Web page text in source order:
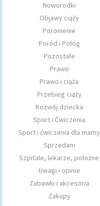
Noworodki
Objawy ciąży
Poronienie
Poród i Połóg
Pozostałe
Prawo
Prawo i ciąża
Przebieg ciąży
Rozwój dziecka
Sport i Ćwiczenia
Sport i ćwiczenia dla mamy
Sprzedam
Szpitale, lekarze, położne
Uwagi i opinie
Zabawki i akcesoria
Zakupy